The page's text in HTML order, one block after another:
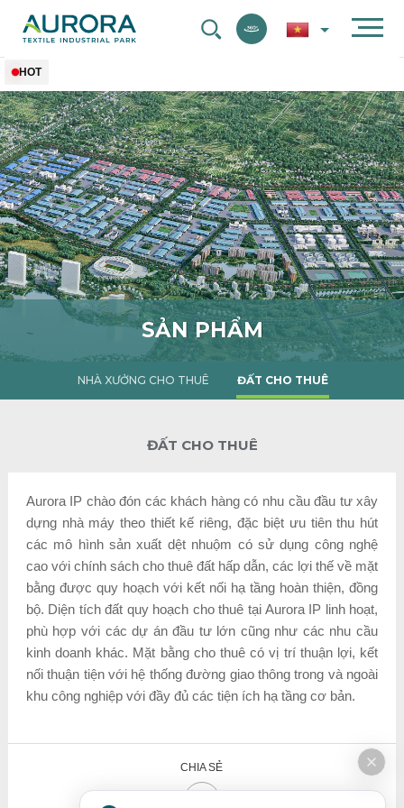
HOT
NHÀ XƯỞNG CHO THUÊ ĐẤT CHO THUÊ
SẢN PHẨM
NHÀ XƯỞNG CHO THUÊ ĐẤT CHO THUÊ
ĐẤT CHO THUÊ
Aurora IP chào đón các khách hàng có nhu cầu đầu tư xây
dựng nhà máy theo thiết kế riêng, đặc biệt ưu tiên thu hút
các mô hình sản xuất dệt nhuộm có sử dụng công nghệ
cao với chính sách cho thuê đất hấp dẫn, các lợi thế về mặt
bằng được quy hoạch với kết nối hạ tầng hoàn thiện, đồng
bộ. Diện tích đất quy hoạch cho thuê tại Aurora IP linh hoạt,
phù hợp với các dự án đầu tư lớn cũng như các nhu cầu
kinh doanh khác. Mặt bằng cho thuê có vị trí thuận lợi, kết
nối thuận tiện với hệ thống đường giao thông trong và ngoài
khu công nghiệp với đầy đủ các tiện ích hạ tầng cơ bản.
CHIA SẺ